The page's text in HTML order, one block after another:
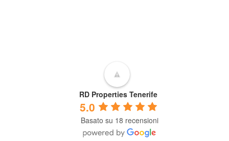
RD Properties Tenerife
5.0
Basato su 18 recensioni